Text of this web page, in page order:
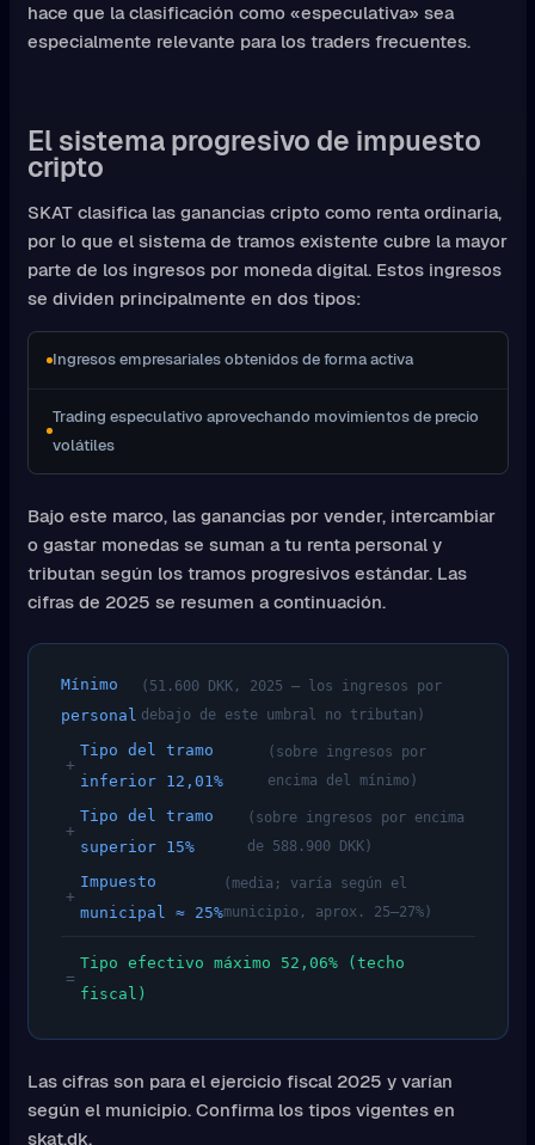
hace que la clasificación como «especulativa» sea
especialmente relevante para los traders frecuentes.
El sistema progresivo de impuesto
cripto
SKAT clasifica las ganancias cripto como renta ordinaria,
por lo que el sistema de tramos existente cubre la mayor
parte de los ingresos por moneda digital. Estos ingresos
se dividen principalmente en dos tipos:
Ingresos empresariales obtenidos de forma activa
Trading especulativo aprovechando movimientos de precio
volátiles
Bajo este marco, las ganancias por vender, intercambiar
o gastar monedas se suman a tu renta personal y
tributan según los tramos progresivos estándar. Las
cifras de 2025 se resumen a continuación.
Mínimo
personal
(51.600 DKK, 2025 — los ingresos por
debajo de este umbral no tributan)
+
Tipo del tramo
inferior 12,01%
(sobre ingresos por
encima del mínimo)
+
Tipo del tramo
superior 15%
(sobre ingresos por encima
de 588.900 DKK)
+
Impuesto
municipal ≈ 25%
(media; varía según el
municipio, aprox. 25–27%)
=
Tipo efectivo máximo 52,06% (techo
fiscal)
Las cifras son para el ejercicio fiscal 2025 y varían
según el municipio. Confirma los tipos vigentes en
skat.dk.